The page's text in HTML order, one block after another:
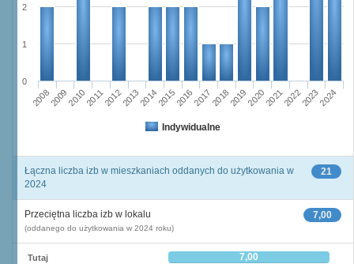
Indywidualne
20082009201020112012201320142015201620172018201920202021202220232024
0
1
2
21
Łączna liczba izb w mieszkaniach oddanych do użytkowania w
2024
7,00
Przeciętna liczba izb w lokalu
(oddanego do użytkowania w 2024 roku)
Tutaj 7,00